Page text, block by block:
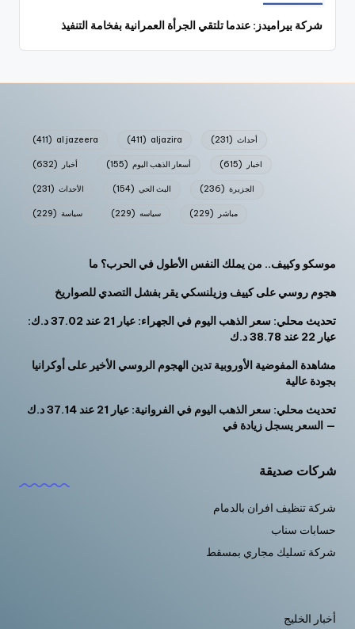
شركة بيراميدز: عندما تلتقي الجرأة العمرانية بفخامة التنفيذ
al jazeera
(411) aljazira
(411) أحداث (231)
أخبار (632) أسعار الذهب اليوم (155) اخبار (615)
الأحداث (231) البث الحي (154) الجزيرة (236)
سياسة (229) سياسه (229) مباشر (229)
موسكو وكييف.. من يملك النفس الأطول في الحرب؟ ما
هجوم روسي على كييف وزيلنسكي يقر بفشل التصدي للصواريخ
تحديث محلي: سعر الذهب اليوم في الجهراء: عيار 21 عند 37.02 د.ك:
عيار 22 عند 38.78 د.ك
مشاهدة المفوضية الأوروبية تدين الهجوم الروسي الأخير على أوكرانيا
بجودة عالية
تحديث محلي: سعر الذهب اليوم في الفروانية: عيار 21 عند 37.14 د.ك
— السعر يسجل زيادة في
شركات صديقة
شركة تنظيف افران بالدمام
حسابات سناب
شركة تسليك مجاري بمسقط
أخبار الخليج